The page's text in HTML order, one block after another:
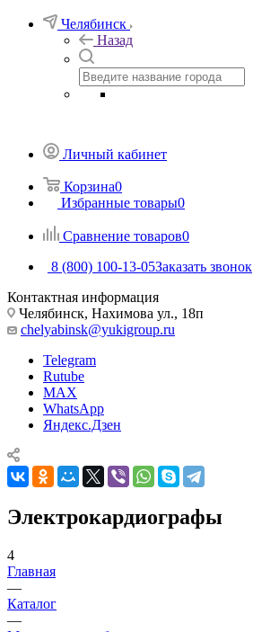
Челябинск
Назад
Личный кабинет
Корзина0
Избранные товары0
Сравнение товаров0
8 (800) 100-13-05Заказать звонок
Контактная информация
Челябинск, Нахимова ул., 18п
chelyabinsk@yukigroup.ru
Telegram
Rutube
MAX
WhatsApp
Яндекс.Дзен
Электрокардиографы
4
Главная
—
Каталог
—